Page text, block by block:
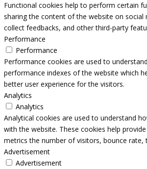
Functional cookies help to perform certain
sharing the content of the website on social
collect feedbacks, and other third-party
Performance
Performance
Performance cookies are used to
performance indexes of the website which
better user experience for the visitors.
Analytics
Analytics
Analytical cookies are used to understand
with the website. These cookies help
metrics the number of visitors, bounce rate,
Advertisement
Advertisement